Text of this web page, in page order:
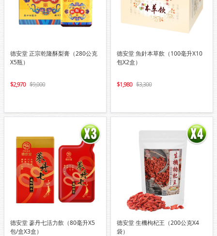
德安堂 正宗乾隆酥梨膏（280公克
X5瓶）
2,970 9,000
德安堂 魚針本草飲（100毫升X10
包X2盒）
1,980 3,300
德安堂 蔘丹七活力飲（80毫升X5
包/盒X3盒）
德安堂 生機枸杞王（200公克X4
袋）